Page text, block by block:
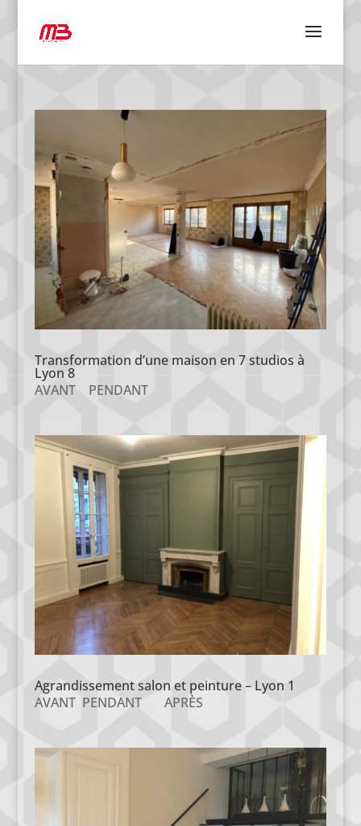
Transformation d’une maison en 7 studios à
Lyon 8
AVANT PENDANT
Agrandissement salon et peinture – Lyon 1
AVANT PENDANT APRÈS